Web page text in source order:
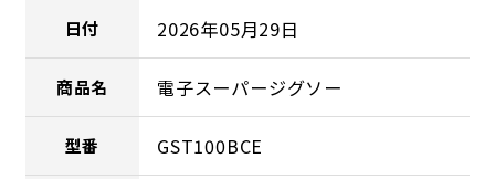
日付 2026年05月29日
商品名 電子スーパージグソー
型番 GST100BCE